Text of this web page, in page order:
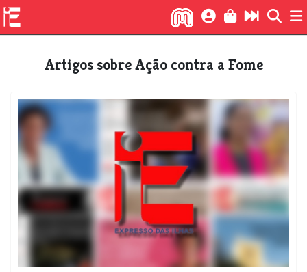
Artigos sobre Ação contra a Fome